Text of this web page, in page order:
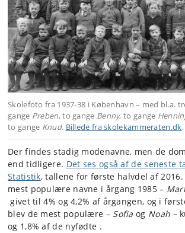
Skolefoto fra 1937-38 i København – med bl.a.
gange Preben, to gange Benny, to gange
to gange Knud. Billede fra skolekammeraten.dk.
Der findes stadig modenavne, men de
end tidligere. Det ses også af de seneste
Statistik, tallene for første halvdel af 2016.
mest populære navne i årgang 1985 –
givet til 4% og 4,2% af årgangen, og i
blev de mest populære – Sofia og Noah –
og 1,8% af de nyfødte .